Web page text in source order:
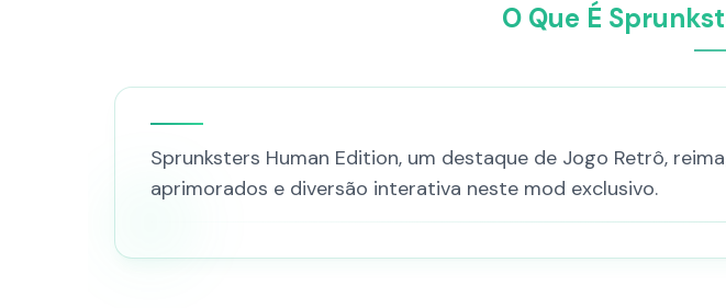
O Que É
Sprunksters Human Edition, um destaque de Jogo Retrô,
aprimorados e diversão interativa neste mod exclusivo.